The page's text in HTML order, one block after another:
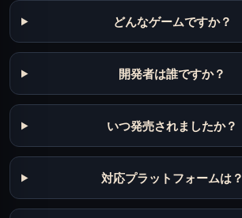
どんなゲームですか？
開発者は誰ですか？
いつ発売されましたか？
対応プラットフォームは？